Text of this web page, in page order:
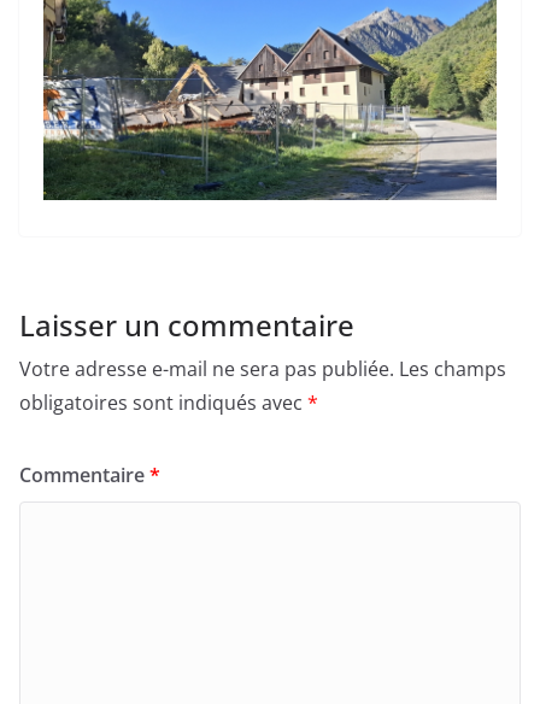
Laisser un commentaire
Votre adresse e-mail ne sera pas publiée. Les champs
obligatoires sont indiqués avec *
Commentaire*